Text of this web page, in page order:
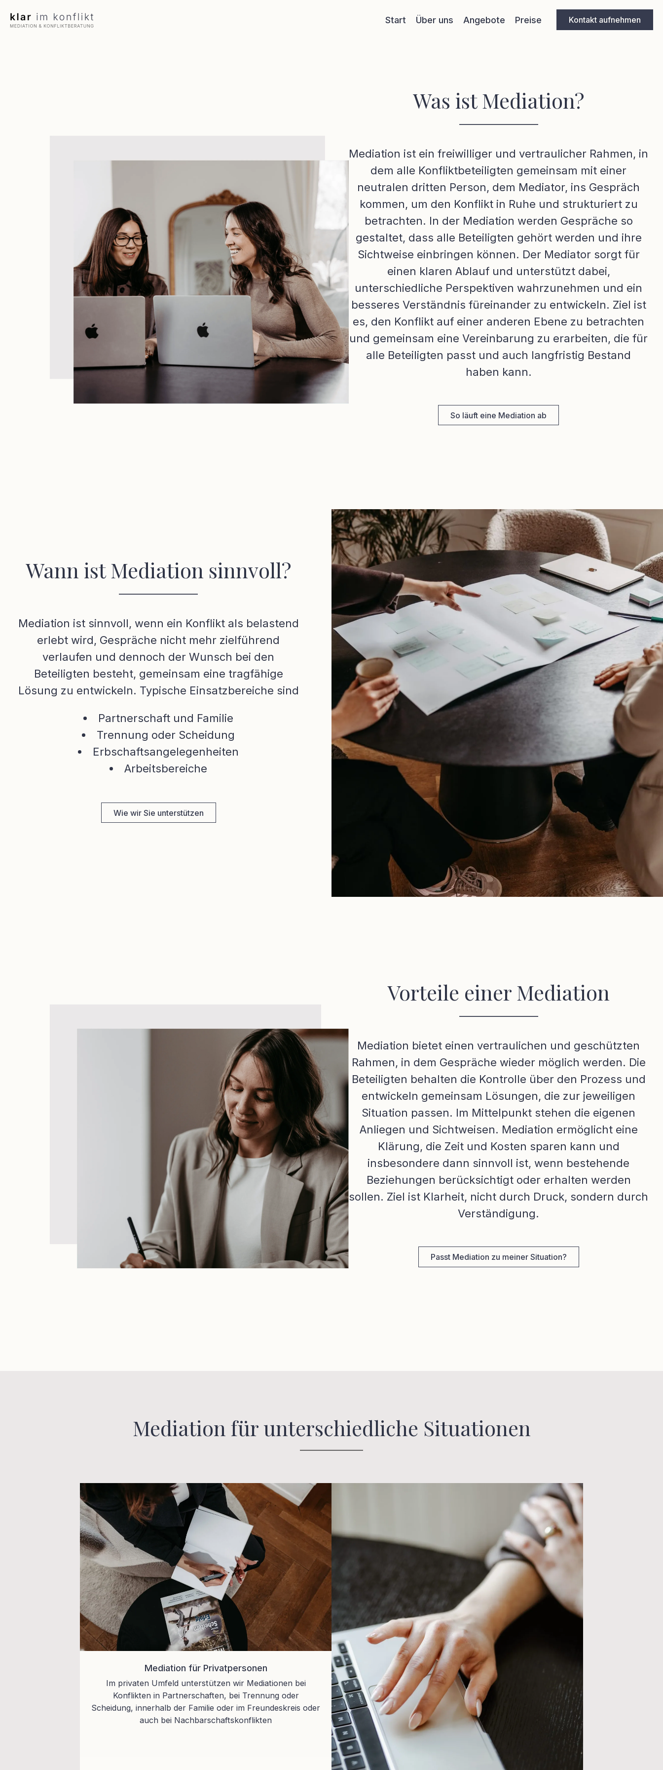
Start Über uns Angebote Preise Kontakt aufnehmen
Was ist Mediation?
Mediation ist ein freiwilliger und vertraulicher Rahmen, in
dem alle Konfliktbeteiligten gemeinsam mit einer
neutralen dritten Person, dem Mediator, ins Gespräch
kommen, um den Konflikt in Ruhe und strukturiert zu
betrachten. In der Mediation werden Gespräche so
gestaltet, dass alle Beteiligten gehört werden und ihre
Sichtweise einbringen können. Der Mediator sorgt für
einen klaren Ablauf und unterstützt dabei,
unterschiedliche Perspektiven wahrzunehmen und ein
besseres Verständnis füreinander zu entwickeln. Ziel ist
es, den Konflikt auf einer anderen Ebene zu betrachten
und gemeinsam eine Vereinbarung zu erarbeiten, die für
alle Beteiligten passt und auch langfristig Bestand
haben kann.
So läuft eine Mediation ab
Wann ist Mediation sinnvoll?
Mediation ist sinnvoll, wenn ein Konflikt als belastend
erlebt wird, Gespräche nicht mehr zielführend
verlaufen und dennoch der Wunsch bei den
Beteiligten besteht, gemeinsam eine tragfähige
Lösung zu entwickeln. Typische Einsatzbereiche sind
Partnerschaft und Familie
Trennung oder Scheidung
Erbschaftsangelegenheiten
Arbeitsbereiche
Wie wir Sie unterstützen
Vorteile einer Mediation
Mediation bietet einen vertraulichen und geschützten
Rahmen, in dem Gespräche wieder möglich werden. Die
Beteiligten behalten die Kontrolle über den Prozess und
entwickeln gemeinsam Lösungen, die zur jeweiligen
Situation passen. Im Mittelpunkt stehen die eigenen
Anliegen und Sichtweisen. Mediation ermöglicht eine
Klärung, die Zeit und Kosten sparen kann und
insbesondere dann sinnvoll ist, wenn bestehende
Beziehungen berücksichtigt oder erhalten werden
sollen. Ziel ist Klarheit, nicht durch Druck, sondern durch
Verständigung.
Passt Mediation zu meiner Situation?
Mediation für unterschiedliche Situationen
Mediation für Privatpersonen
Im privaten Umfeld unterstützen wir Mediationen bei
Konflikten in Partnerschaften, bei Trennung oder
Scheidung, innerhalb der Familie oder im Freundeskreis oder
auch bei Nachbarschaftskonflikten